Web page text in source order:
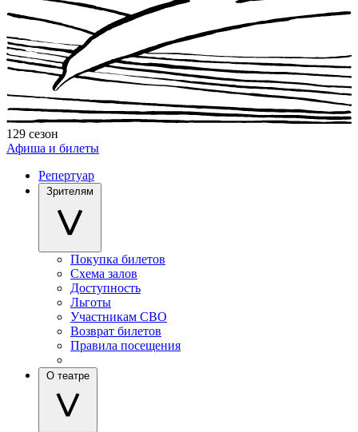
129 сезон
Афиша и билеты
Репертуар
Зрителям
Покупка билетов
Схема залов
Доступность
Льготы
Участникам СВО
Возврат билетов
Правила посещения
О театре